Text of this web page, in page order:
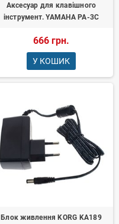
Аксесуар для клавішного
інструмент. YAMAHA PA-3C
666 грн.
У КОШИК
Блок живлення KORG KA189